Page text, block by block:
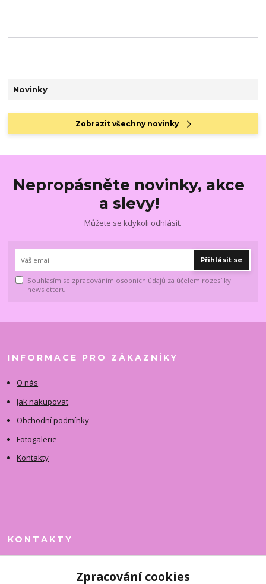
Novinky
Zobrazit všechny novinky
Nepropásněte novinky, akce
a slevy!
Můžete se kdykoli odhlásit.
Přihlásit se
Souhlasím se zpracováním osobních údajů za účelem rozesílky
newsletteru.
INFORMACE PRO ZÁKAZNÍKY
O nás
Jak nakupovat
Obchodní podmínky
Fotogalerie
Kontakty
KONTAKTY
+420 731 390 323Zpracování cookies